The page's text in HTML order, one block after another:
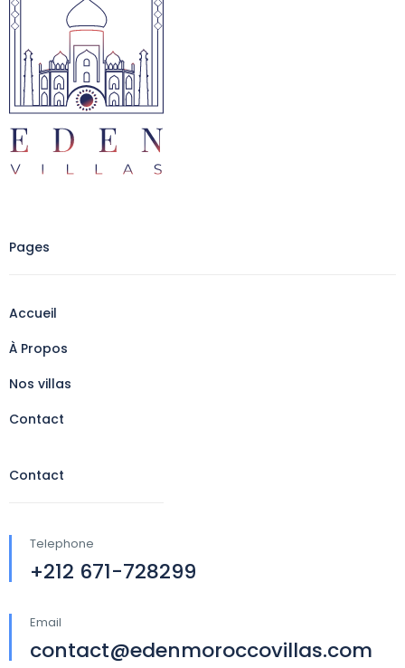
Pages
Accueil
À Propos
Nos villas
Contact
Contact
Telephone
+212 671-728299
Email
contact@edenmoroccovillas.com